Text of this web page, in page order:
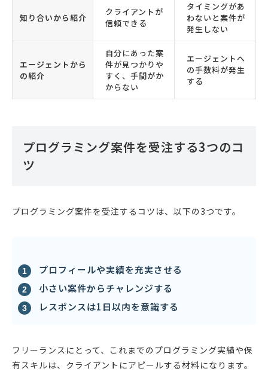
知り合いから紹介
クライアントが
信頼できる
タイミングがあ
わないと案件が
発生しない
エージェントから
の紹介
自分にあった案
件が見つかりや
すく、手間がか
からない
エージェントへ
の手数料が発生
する
プログラミング案件を受注する3つのコ
ツ
プログラミング案件を受注するコツは、以下の3つです。
プロフィールや実績を充実させる
小さい案件からチャレンジする
レスポンスは1日以内を意識する
フリーランスにとって、これまでのプログラミング実績や保
有スキルは、クライアントにアピールする材料になります。